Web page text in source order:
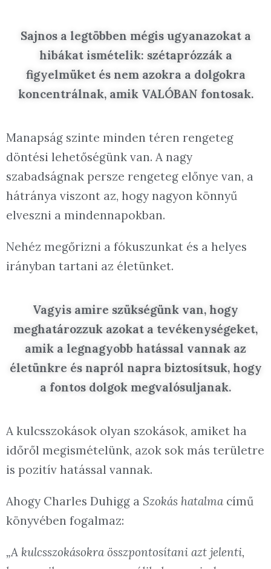
Sajnos a legtöbben mégis ugyanazokat a
hibákat ismételik: szétaprózzák a
figyelmüket és nem azokra a dolgokra
koncentrálnak, amik VALÓBAN fontosak.
Manapság szinte minden téren rengeteg
döntési lehetőségünk van. A nagy
szabadságnak persze rengeteg előnye van, a
hátránya viszont az, hogy nagyon könnyű
elveszni a mindennapokban.
Nehéz megőrizni a fókuszunkat és a helyes
irányban tartani az életünket.
Vagyis amire szükségünk van, hogy
meghatározzuk azokat a tevékenységeket,
amik a legnagyobb hatással vannak az
életünkre és napról napra biztosítsuk, hogy
a fontos dolgok megvalósuljanak.
A kulcsszokások olyan szokások, amiket ha
időről megismételünk, azok sok más területre
is pozitív hatással vannak.
Ahogy Charles Duhigg a Szokás hatalmacímű
könyvében fogalmaz:
„A kulcsszokásokra összpontosítani azt jelenti,